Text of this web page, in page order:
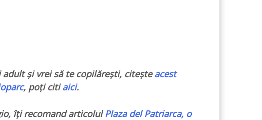
și vrei să te copilărești, citeșteacest
, poți citiaici.
îți recomand articolulPlaza del Patriarca, o